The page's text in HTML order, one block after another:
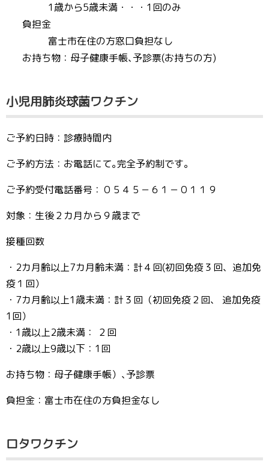
1歳から5歳未満・・・1回のみ
負担金
富士市在住の方窓口負担なし
お持ち物：母子健康手帳､予診票(お持ちの方)
小児用肺炎球菌ワクチン
ご予約日時：診療時間内
ご予約方法：お電話にて｡完全予約制です｡
ご予約受付電話番号：０５４５－６１－０１１９
対象：生後２カ月から９歳まで
接種回数
・2カ月齢以上7カ月齢未満：計４回(初回免疫３回、追加免
疫１回）
・7カ月齢以上1歳未満：計３回（初回免疫２回、 追加免疫
1回）
・1歳以上2歳未満： ２回
・2歳以上9歳以下：1回
お持ち物：母子健康手帳）､予診票
負担金：富士市在住の方負担金なし
ロタワクチン